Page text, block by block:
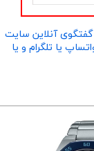
گفتگوی آنلاین سایت
صفحه) و یا شماره 09152458635 در واتساپ یا تلگرام و یا